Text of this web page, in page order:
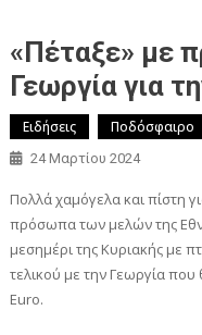
«Πέταξε» με
Γεωργία για
Ειδήσεις Ποδόσφαιρο
24 Μαρτίου 2024
Πολλά χαμόγελα και πίστη
πρόσωπα των μελών της
μεσημέρι της Κυριακής με
τελικού με την Γεωργία που
Euro.